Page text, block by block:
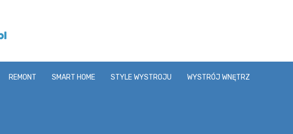
REMONT SMART HOME STYLE WYSTROJU WYSTRÓJ WNĘTRZ